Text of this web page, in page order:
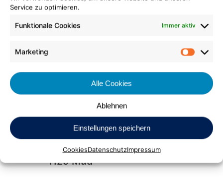
Service zu optimieren.
Funktionale Cookies Immer aktiv
Marketing
Alle Cookies
Ablehnen
Einstellungen speichern
CookiesDatenschutzImpressum
Madra
Madra
1129 Mud